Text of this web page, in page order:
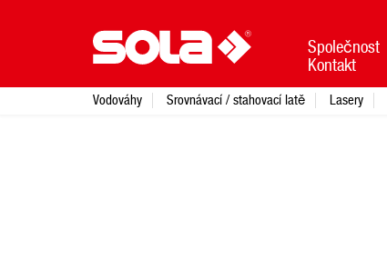
Společnost
Kontakt
Vodováhy Srovnávací / stahovací latě Lasery